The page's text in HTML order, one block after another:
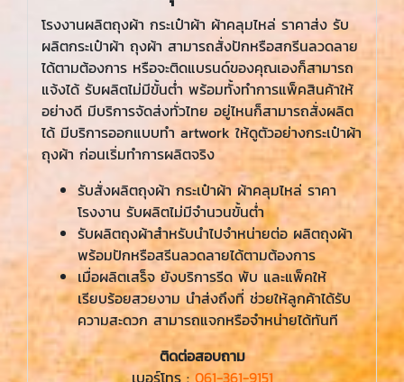
โรงงานผลิตถุงผ้า กระเป๋าผ้า ผ้าคลุมไหล่ ราคาส่ง รับ
ผลิตกระเป๋าผ้า ถุงผ้า สามารถสั่งปักหรือสกรีนลวดลาย
ได้ตามต้องการ หรือจะติดแบรนด์ของคุณเองก็สามารถ
แจ้งได้ รับผลิตไม่มีขั้นต่ำ พร้อมทั้งทำการแพ็คสินค้าให้
อย่างดี มีบริการจัดส่งทั่วไทย อยู่ไหนก็สามารถสั่งผลิต
ได้ มีบริการออกแบบทำ artwork ให้ดูตัวอย่างกระเป๋าผ้า
ถุงผ้า ก่อนเริ่มทำการผลิตจริง
รับสั่งผลิตถุงผ้า กระเป๋าผ้า ผ้าคลุมไหล่ ราคา
โรงงาน รับผลิตไม่มีจำนวนขั้นต่ำ
รับผลิตถุงผ้าสำหรับนำไปจำหน่ายต่อ ผลิตถุงผ้า
พร้อมปักหรือสรีนลวดลายได้ตามต้องการ
เมื่อผลิตเสร็จ ยังบริการรีด พับ และแพ็คให้
เรียบร้อยสวยงาม นำส่งถึงที่ ช่วยให้ลูกค้าได้รับ
ความสะดวก สามารถแจกหรือจำหน่ายได้ทันที
ติดต่อสอบถาม
เบอร์โทร : 061-361-9151